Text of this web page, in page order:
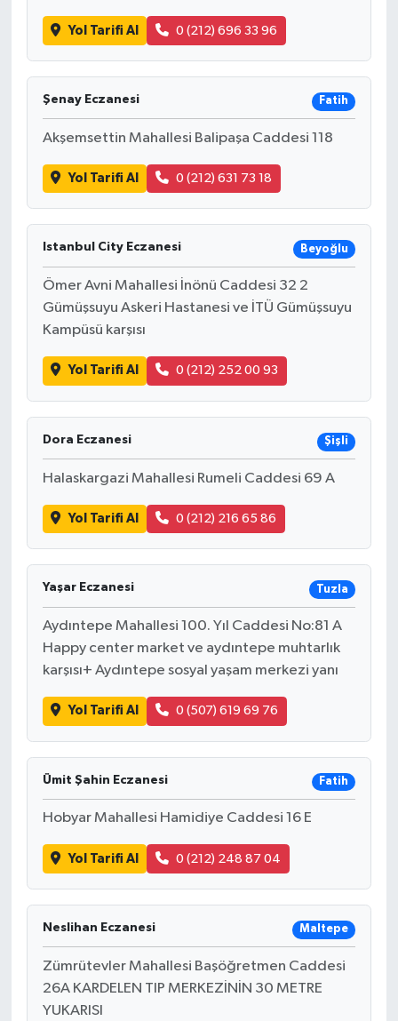
Yol Tarifi Al 0 (212) 696 33 96
Şenay Eczanesi Fatih
Akşemsettin Mahallesi Balipaşa Caddesi 118
Yol Tarifi Al 0 (212) 631 73 18
Istanbul City Eczanesi Beyoğlu
Ömer Avni Mahallesi İnönü Caddesi 32 2
Gümüşsuyu Askeri Hastanesi ve İTÜ Gümüşsuyu
Kampüsü karşısı
Yol Tarifi Al 0 (212) 252 00 93
Dora Eczanesi Şişli
Halaskargazi Mahallesi Rumeli Caddesi 69 A
Yol Tarifi Al 0 (212) 216 65 86
Yaşar Eczanesi Tuzla
Aydıntepe Mahallesi 100. Yıl Caddesi No:81 A
Happy center market ve aydıntepe muhtarlık
karşısı+ Aydıntepe sosyal yaşam merkezi yanı
Yol Tarifi Al 0 (507) 619 69 76
Ümit Şahin Eczanesi Fatih
Hobyar Mahallesi Hamidiye Caddesi 16 E
Yol Tarifi Al 0 (212) 248 87 04
Neslihan Eczanesi Maltepe
Zümrütevler Mahallesi Başöğretmen Caddesi
26A KARDELEN TIP MERKEZİNİN 30 METRE
YUKARISI